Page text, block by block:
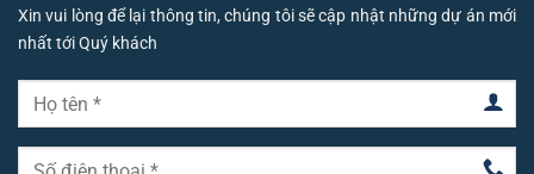
Xin vui lòng để lại thông tin, chúng tôi sẽ cập nhật những dự án mới
nhất tới Quý khách